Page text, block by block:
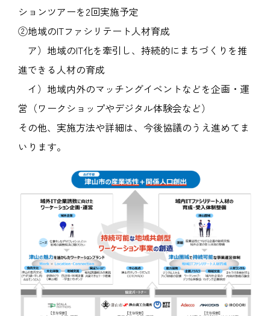
ションツアーを2回実施予定
②地域のITファシリテート人材育成
ア）地域のIT化を牽引し、持続的にまちづくりを推
進できる人材の育成
イ）地域内外のマッチングイベントなどを企画・運
営（ワークショップやデジタル体験会など）
その他、実施方法や詳細は、今後協議のうえ進めてま
いります。